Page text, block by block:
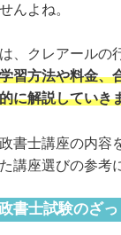
んよね。
、クレアールの
習方法や料金、
に解説していき
書士講座の内容
講座選びの参考
書士試験のざ